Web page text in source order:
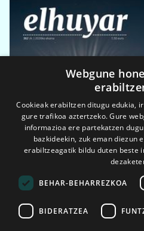
2026ko eka. 1a
Webgune
Cookieak erabiltzen ditugu edukia,
gure trafikoa aztertzeko. Gure
informazioa ere partekatzen
bazkideekin, zuk eman diezun
erabiltzeagatik bildu duten beste
BEHAR-BEHARREZKOA
BIDERATZEA